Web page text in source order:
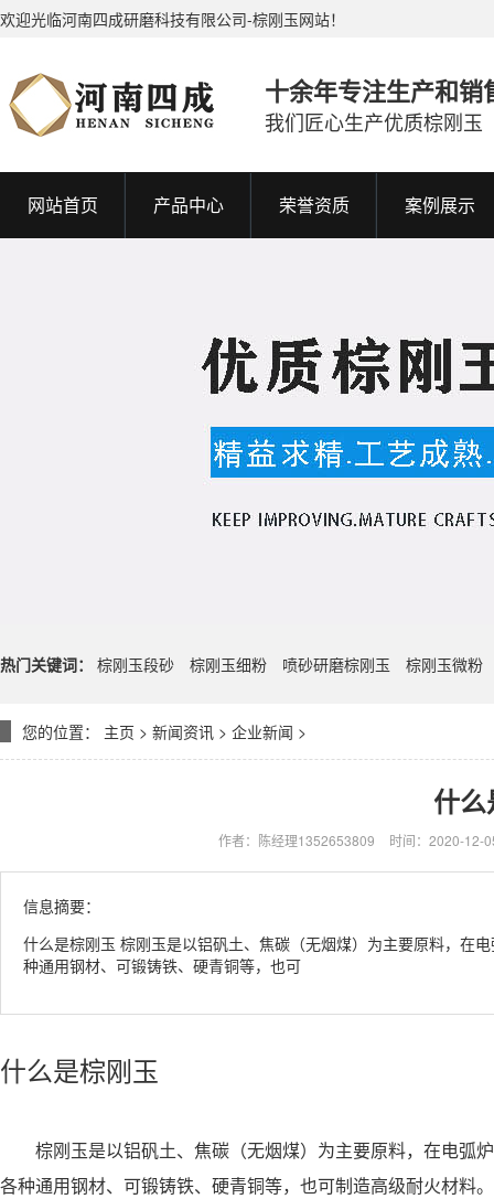
欢迎光临河南四成研磨科技有限公司-棕刚玉网站！
十余年专注生产和销
我们匠心生产优质棕刚玉
网站首页 产品中心 荣誉资质 案例展示
热门关键词： 棕刚玉段砂 棕刚玉细粉 喷砂研磨棕刚玉 棕刚玉微粉
您的位置： 主页 > 新闻资讯 > 企业新闻 >
什
作者：陈经理1352653809 时间：2020-12-
信息摘要：
什么是棕刚玉 棕刚玉是以铝矾土、焦碳（无烟煤）为主要原料，在
种通用钢材、可锻铸铁、硬青铜等，也可
什么是棕刚玉
棕刚玉是以铝矾土、焦碳（无烟煤）为主要原料，在电弧
各种通用钢材、可锻铸铁、硬青铜等，也可制造高级耐火材料